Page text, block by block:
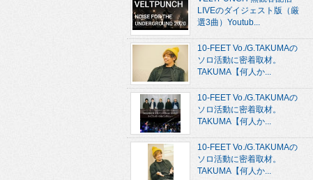
LIVEのダイジェスト版（厳
選3曲）Youtub...
10-FEET Vo./G.TAKUMAの
ソロ活動に密着取材。
TAKUMA【何人か...
10-FEET Vo./G.TAKUMAの
ソロ活動に密着取材。
TAKUMA【何人か...
10-FEET Vo./G.TAKUMAの
ソロ活動に密着取材。
TAKUMA【何人か...